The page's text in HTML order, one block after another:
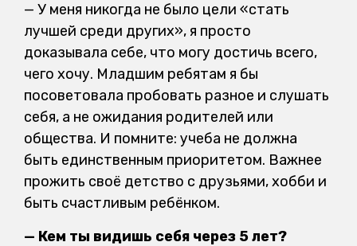
— У меня никогда не было цели «стать
лучшей среди других», я просто
доказывала себе, что могу достичь всего,
чего хочу. Младшим ребятам я бы
посоветовала пробовать разное и слушать
себя, а не ожидания родителей или
общества. И помните: учеба не должна
быть единственным приоритетом. Важнее
прожить своё детство с друзьями, хобби и
быть счастливым ребёнком.
— Кем ты видишь себя через 5 лет?